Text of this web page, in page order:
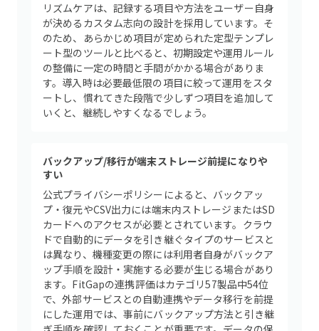
リズムケアは、記録する項目や方法をユーザー自身
が決めるカスタム志向の設計を採用しています。そ
のため、あらかじめ項目が定められた定型テンプレ
ート型のツールと比べると、初期設定や運用ルール
の整備に一定の時間と手間がかかる場合がありま
す。導入時は必要最低限の項目に絞って運用をスタ
ートし、慣れてきた段階で少しずつ項目を追加して
いくと、継続しやすくなるでしょう。
バックアップ/移行が端末ストレージ前提になりや
すい
公式プライバシーポリシーによると、バックアッ
プ・復元やCSV出力には端末内ストレージまたはSD
カードへのアクセスが必要とされています。クラウ
ドで自動的にデータを引き継ぐタイプのサービスと
は異なり、機種変更の際には利用者自身がバックア
ップ手順を設計・実施する必要が生じる場合があり
ます。FitGapの連携評価はカテゴリ57製品中54位
で、外部サービスとの自動連携やデータ移行を前提
にした運用では、事前にバックアップ方法と引き継